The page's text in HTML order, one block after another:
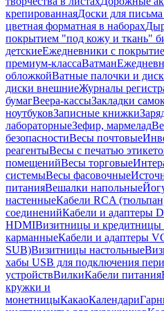
крепированнаяДоски для
цветная форматная в наборах
покрытием "под кожу и ткань"
детскиеЕжедневники с
премиум-классаВатман
обложкойВатные палочки и
диски внешниеЖурналы
бумагВеера-кассыЗакладки
ноутбуковЗаписные книжки
лабораторныеЗефир, мармелад
безопасностиВесы почтовые
реагентыВесы с печатью
помещенийВесы торговые
системыВесы фасовочные
питанияВешалки напольные
настенныеКабели RCA
соединенийКабели и адаптеры
HDMIВизитницы и кредитницы
карманныеКабели и адаптеры
SUB)Визитницы настольные
хабы USB для подключения
устройствВилкиКабели питания
кружки и
монетницыКакаоКалендари